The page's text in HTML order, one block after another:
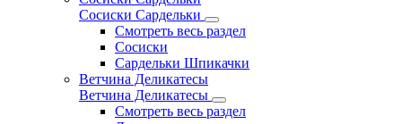
Сосиски Сардельки
Смотреть весь раздел
Сосиски
Сардельки Шпикачки
Ветчина Деликатесы
Ветчина Деликатесы
Смотреть весь раздел